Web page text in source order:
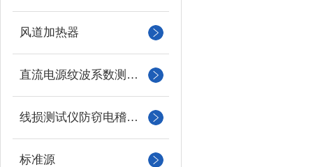
风道加热器
直流电源纹波系数测试仪
线损测试仪防窃电稽查仪
标准源